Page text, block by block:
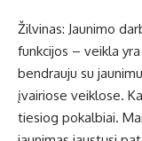
Žilvinas: Jaunimo
funkcijos – veikla
bendrauju su
įvairiose veiklose.
tiesiog pokalbiai.